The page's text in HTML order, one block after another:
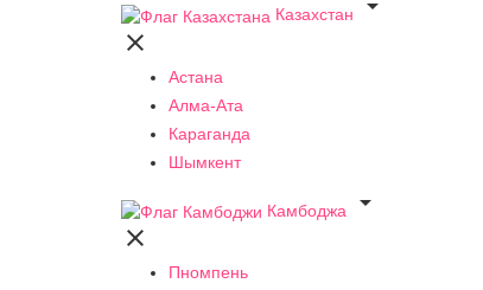
Казахстан


Астана
Алма-Ата
Караганда
Шымкент
Камбоджа


Пномпень